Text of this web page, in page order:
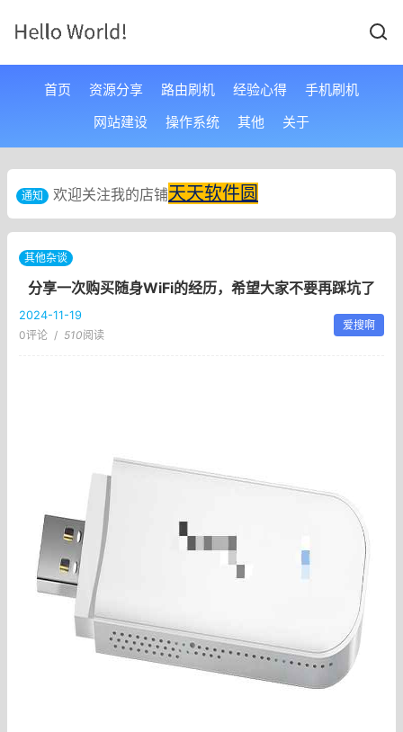
首页 资源分享 路由刷机 经验心得
手机刷机
网站建设
操作系统 其他 关于
通知 欢迎关注我的店铺天天软件圆
其他杂谈
分享一次购买随身WiFi的经历，希望大家不要再踩坑了
2024-11-19
0评论 / 510阅读
爱搜啊